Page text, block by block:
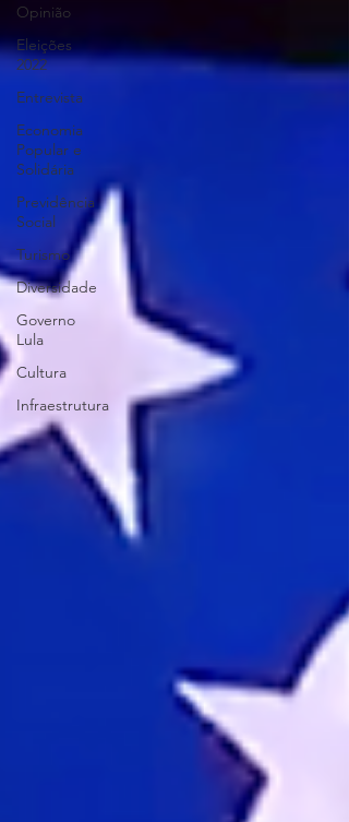
Opinião
Eleições
2022
Entrevista
Economia
Popular e
Solidária
Previdência
Social
Turismo
Diversidade
Governo
Lula
Cultura
Infraestrutura